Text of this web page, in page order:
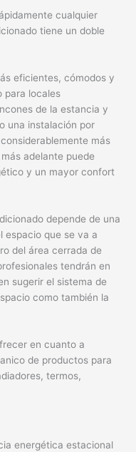
cualquier
tiene un doble
eficientes, cómodos y
para locales
de la estancia y
una instalación por
más
adelante puede
y un mayor confort
depende de una
espacio que se va a
del área cerrada de
tendrán en
sugerir el sistema de
como también la
en cuanto a
de productos para
termos,
energética estacional